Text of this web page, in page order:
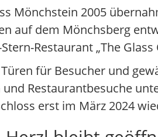
Mönchstein 2005
auf dem Mönchsberg
Restaurant „The Glass
für Besucher und
Restaurantbesuche
erst im März 2024